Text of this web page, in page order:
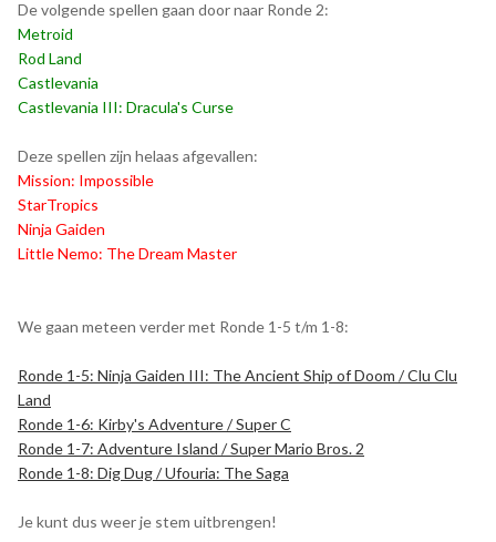
De volgende spellen gaan door naar Ronde 2:
Metroid
Rod Land
Castlevania
Castlevania III: Dracula's Curse
Deze spellen zijn helaas afgevallen:
Mission: Impossible
StarTropics
Ninja Gaiden
Little Nemo: The Dream Master
We gaan meteen verder met Ronde 1-5 t/m 1-8:
Ronde 1-5: Ninja Gaiden III: The Ancient Ship of Doom / Clu Clu
Land
Ronde 1-6: Kirby's Adventure / Super C
Ronde 1-7: Adventure Island / Super Mario Bros. 2
Ronde 1-8: Dig Dug / Ufouria: The Saga
Je kunt dus weer je stem uitbrengen!